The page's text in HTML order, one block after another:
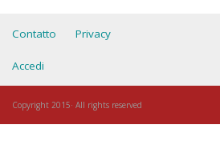
Contatto Privacy
Accedi
Copyright 2015· All rights reserved